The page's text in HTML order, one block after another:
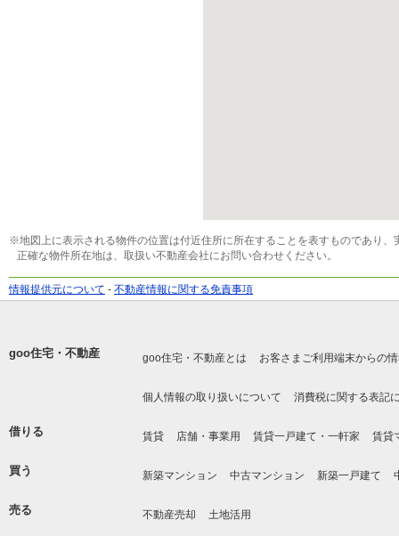
※地図上に表示される物件の位置は付近住所に所在することを表すものであり
正確な物件所在地は、取扱い不動産会社にお問い合わせください。
情報提供元について - 不動産情報に関する免責事項
goo住宅・不動産 goo住宅・不動産とは お客さまご利用端末からの
個人情報の取り扱いについて 消費税に関する表記
借りる 賃貸 店舗・事業用 賃貸一戸建て・一軒家 賃貸
買う 新築マンション 中古マンション 新築一戸建て
売る 不動産売却 土地活用